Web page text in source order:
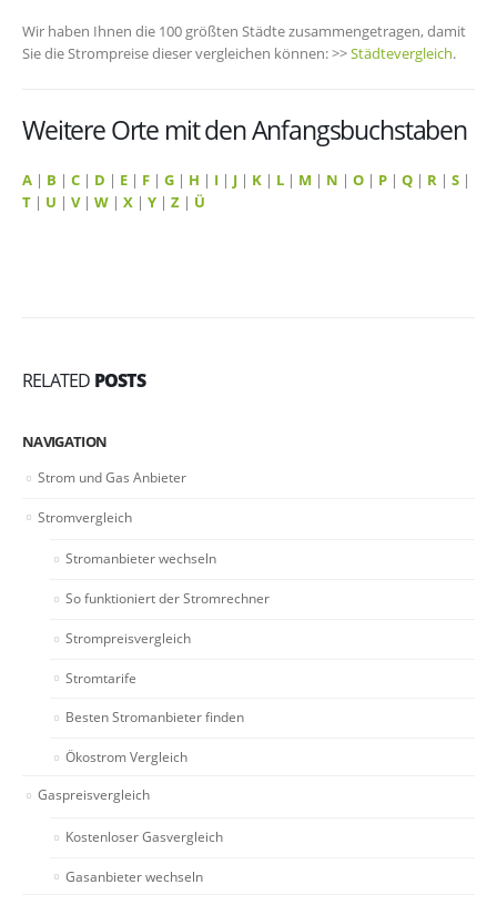
Wir haben Ihnen die 100 größten Städte zusammengetragen, damit
Sie die Strompreise dieser vergleichen können: >>Städtevergleich.
Weitere Orte mit den Anfangsbuchstaben
A | B | C | D | E | F | G | H | I | J | K | L | M | N | O | P | Q | R | S |
T | U | V| W | X | Y | Z | Ü
RELATED POSTS
NAVIGATION
Strom und Gas Anbieter
Stromvergleich
Stromanbieter wechseln
So funktioniert der Stromrechner
Strompreisvergleich
Stromtarife
Besten Stromanbieter finden
Ökostrom Vergleich
Gaspreisvergleich
Kostenloser Gasvergleich
Gasanbieter wechseln